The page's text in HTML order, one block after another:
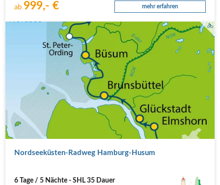
ab 999,- € mehr erfahren
Nordseeküsten-Radweg Hamburg-Husum
6 Tage / 5 Nächte - SHL 35 Dauer